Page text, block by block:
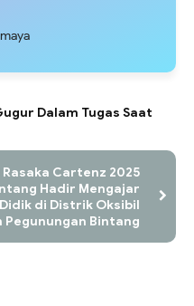
Dalam Tugas Saat
Cartenz 2025
Hadir Mengajar
di Distrik Oksibil
Pegunungan Bintang